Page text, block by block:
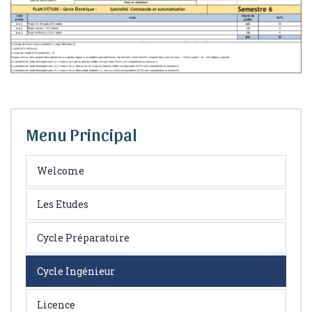
Menu Principal
Welcome
Les Etudes
Cycle Préparatoire
Cycle Ingénieur
Licence